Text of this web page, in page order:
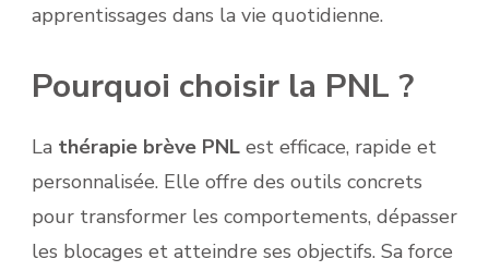
apprentissages dans la vie quotidienne.
Pourquoi choisir la PNL ?
La thérapie brève PNL est efficace, rapide et
personnalisée. Elle offre des outils concrets
pour transformer les comportements, dépasser
les blocages et atteindre ses objectifs. Sa force